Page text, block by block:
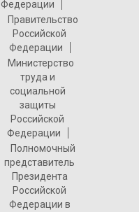
Федерации
Правительство
Российской
Федерации
Министерство
труда и
социальной
защиты
Российской
Федерации
Полномочный
представитель
Президента
Российской
Федерации в